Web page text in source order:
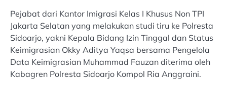
Pejabat dari Kantor Imigrasi Kelas I Khusus Non TPI
Jakarta Selatan yang melakukan studi tiru ke Polresta
Sidoarjo, yakni Kepala Bidang Izin Tinggal dan Status
Keimigrasian Okky Aditya Yaqsa bersama Pengelola
Data Keimigrasian Muhammad Fauzan diterima oleh
Kabagren Polresta Sidoarjo Kompol Ria Anggraini.